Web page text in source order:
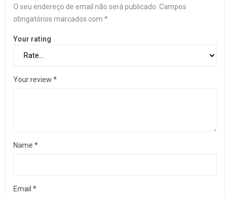
O seu endereço de email não será publicado. Campos
obrigatórios marcados com *
Your rating
Your review *
Name *
Email *